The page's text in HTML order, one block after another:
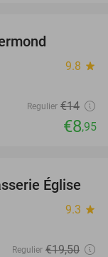
9.8 star
Regulier €14
€8,95
39%
Église
9.3 star
Regulier €19,50